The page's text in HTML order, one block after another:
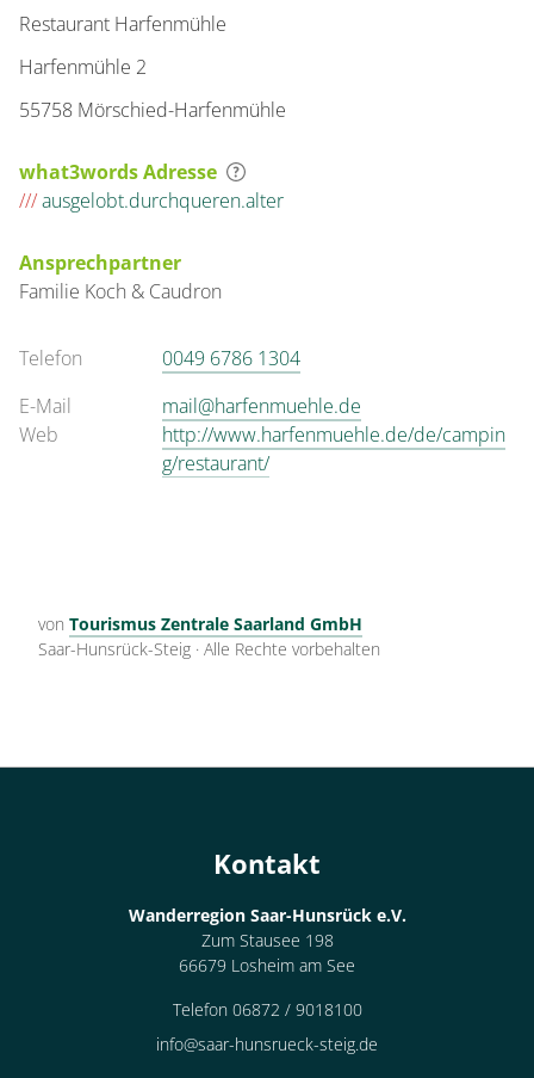
Restaurant Harfenmühle
Harfenmühle 2
55758 Mörschied-Harfenmühle
what3words Adresse
///ausgelobt.durchqueren.alter
Ansprechpartner
Familie Koch & Caudron
Telefon
0049 6786 1304
E-Mail
mail@harfenmuehle.de
Web
http://www.harfenmuehle.de/de/campin
g/restaurant/
von Tourismus Zentrale Saarland GmbH
Saar-Hunsrück-Steig · Alle Rechte vorbehalten
Kontakt
Wanderregion Saar-Hunsrück e.V.
Zum Stausee 198
66679 Losheim am See
Telefon 06872 / 9018100
info@saar-hunsrueck-steig.de